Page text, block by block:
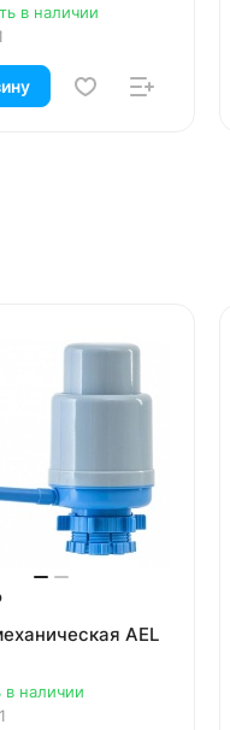
в наличии
AEL
в наличии